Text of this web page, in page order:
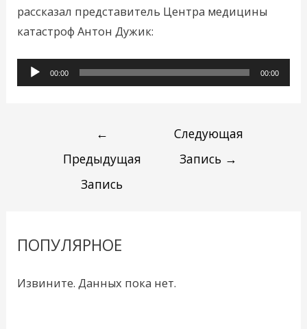
рассказал представитель Центра медицины
катастроф Антон Дужик:
Аудиоплеер
00:00 00:00
←
Предыдущая
Запись
Следующая
Запись →
ПОПУЛЯРНОЕ
Извините. Данных пока нет.